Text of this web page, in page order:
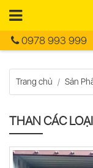
0978 993 999
Trang chủ Sản
THAN CÁC LOẠI